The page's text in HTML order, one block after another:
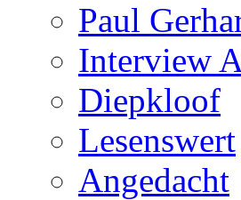
Paul
Interview
Diepkloof
Lesenswert
Angedacht